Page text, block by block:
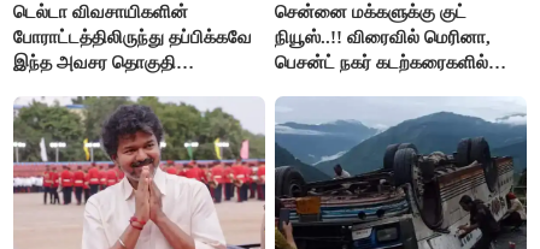
டெல்டா விவசாயிகளின்
போராட்டத்திலிருந்து தப்பிக்கவே
இந்த அவசர தொகுதி
அரங்கேற்றுகிறார் முதலமைச்சர் -
திமுக ஐடி விங்..!!
சென்னை மக்களுக்கு குட்
நியூஸ்..!! விரைவில் மெரினா,
பெசன்ட் நகர் கடற்கரைகளில்